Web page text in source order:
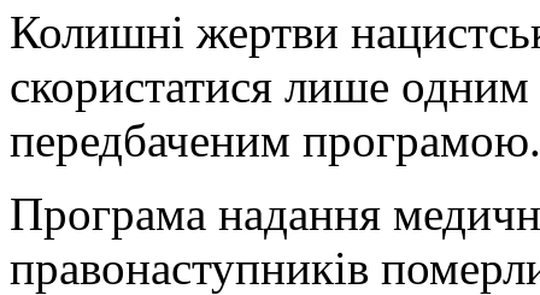
Колишні жертви
скористатися лише
передбаченим
Програма надання
правонаступників